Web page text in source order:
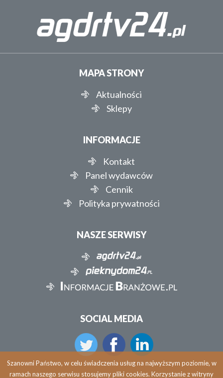
MAPA STRONY
Aktualności
Sklepy
INFORMACJE
Kontakt
Panel wydawców
Cennik
Polityka prywatności
NASZE SERWISY
SOCIAL MEDIA
Szanowni Państwo, w celu świadczenia usług na najwyższym poziomie, w
ramach naszego serwisu stosujemy pliki cookies. Korzystanie z witryny